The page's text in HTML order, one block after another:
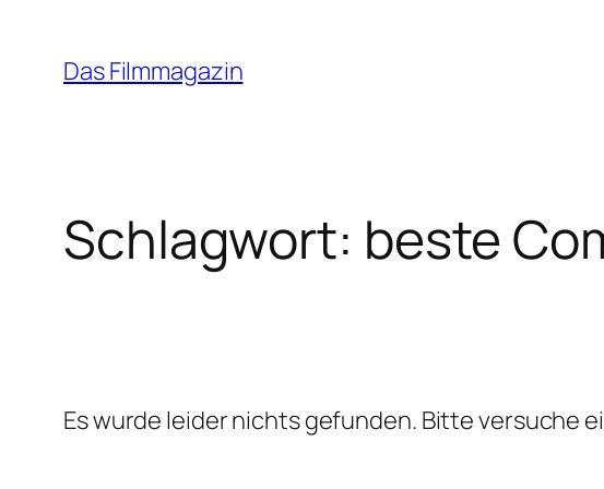
Inhalt
springen
Das Filmmagazin
Schlagwort: beste
Es wurde leider nichts gefunden. Bitte versuche